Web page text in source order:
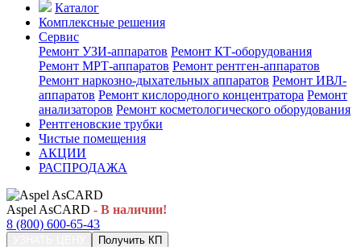
Каталог
Комплексные решения
Сервис
Ремонт УЗИ-аппаратов Ремонт КТ-оборудования
Ремонт МРТ-аппаратов Ремонт рентген-аппаратов
Ремонт наркозно-дыхательных аппаратов Ремонт ИВЛ-
аппаратов Ремонт кислородного концентратора Ремонт
анализаторов Ремонт косметологического оборудования
Рентгеновские трубки
Чистые помещения
АКЦИИ
РАСПРОДАЖА
Aspel AsCARD - В наличии!
8 (800) 600-65-43
Получить КП